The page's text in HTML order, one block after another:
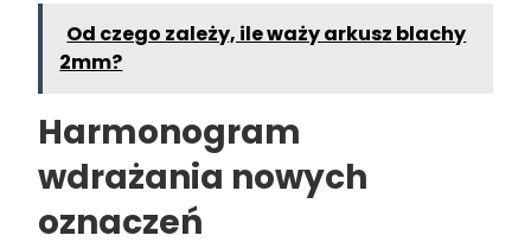
Od czego zależy, ile waży arkusz blachy
2mm?
Harmonogram
wdrażania nowych
oznaczeń